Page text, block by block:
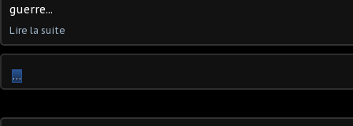
guerre...
Lire la suite
…